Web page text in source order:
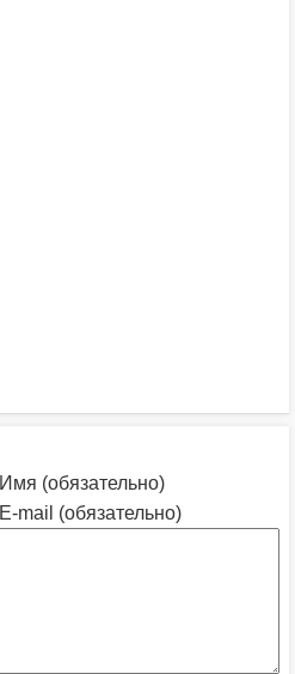
Имя (обязательно)
E-mail (обязательно)